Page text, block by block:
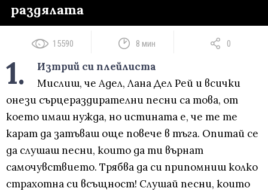
раздялата
15590 8 мин 0
1.
Изтрий си плейлиста
Мислиш, че Адел, Лана Дел Рей и всички
онези сърцераздирателни песни са това, от
което имаш нужда, но истината е, че те те
карат да затъваш още повече в тъга. Опитай се
да слушаш песни, които да ти върнат
самочувствието. Трябва да си припомниш колко
страхотна си всъщност! Слушай песни, които